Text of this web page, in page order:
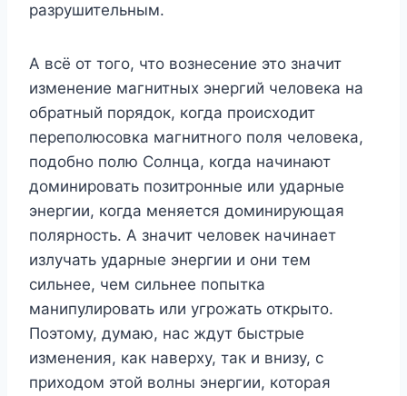
разрушительным.
А всё от того, что вознесение это значит
изменение магнитных энергий человека на
обратный порядок, когда происходит
переполюсовка магнитного поля человека,
подобно полю Солнца, когда начинают
доминировать позитронные или ударные
энергии, когда меняется доминирующая
полярность. А значит человек начинает
излучать ударные энергии и они тем
сильнее, чем сильнее попытка
манипулировать или угрожать открыто.
Поэтому, думаю, нас ждут быстрые
изменения, как наверху, так и внизу, с
приходом этой волны энергии, которая